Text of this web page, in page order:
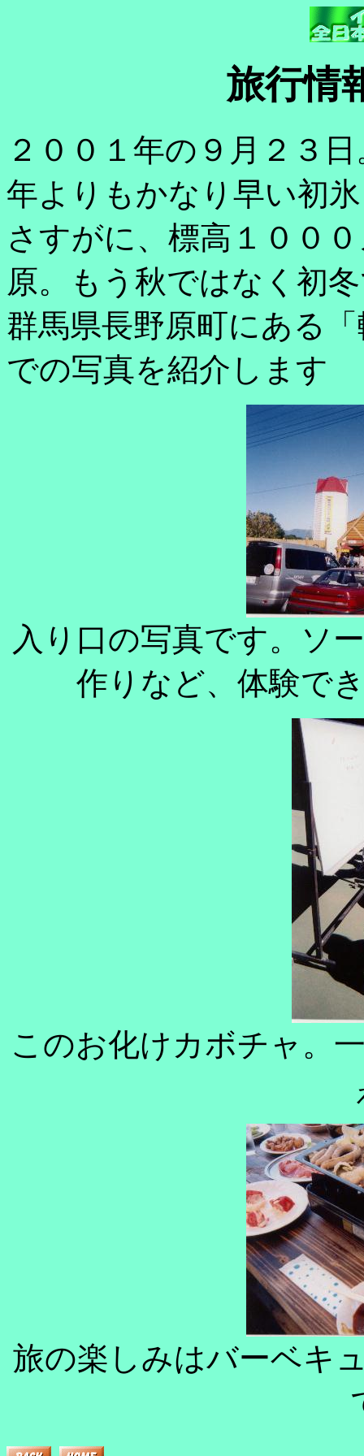
旅行情
２００１年の９月２３
年よりもかなり早い初
さすがに、標高１００
原。もう秋ではなく初
群馬県長野原町にある
での写真を紹介します
入り口の写真です。ソ
作りなど、体験で
このお化けカボチャ。
旅の楽しみはバーベキ